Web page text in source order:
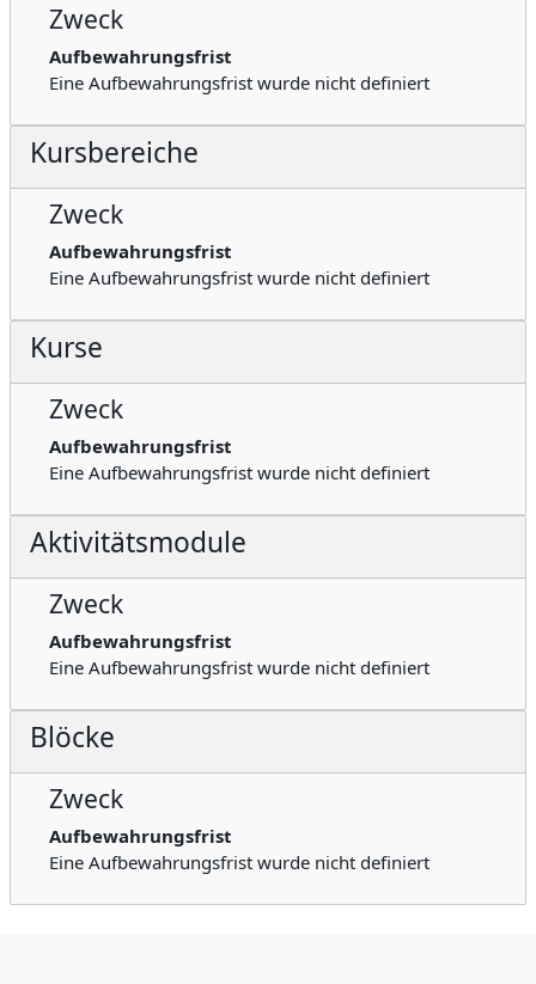
Zweck
Aufbewahrungsfrist
Eine Aufbewahrungsfrist wurde nicht definiert
Kursbereiche
Zweck
Aufbewahrungsfrist
Eine Aufbewahrungsfrist wurde nicht definiert
Kurse
Zweck
Aufbewahrungsfrist
Eine Aufbewahrungsfrist wurde nicht definiert
Aktivitätsmodule
Zweck
Aufbewahrungsfrist
Eine Aufbewahrungsfrist wurde nicht definiert
Blöcke
Zweck
Aufbewahrungsfrist
Eine Aufbewahrungsfrist wurde nicht definiert